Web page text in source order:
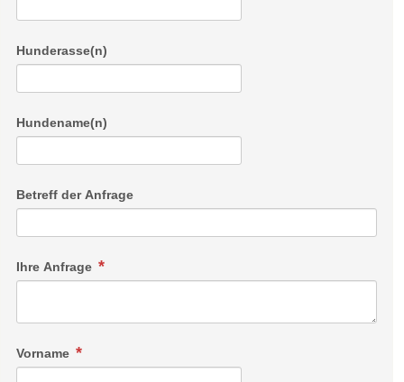
Hunderasse(n)
Hundename(n)
Betreff der Anfrage
Ihre Anfrage
Vorname